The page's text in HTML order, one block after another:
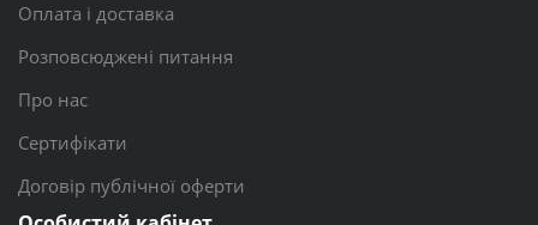
Оплата і доставка
Розповсюджені питання
Про нас
Сертифікати
Договір публічної оферти